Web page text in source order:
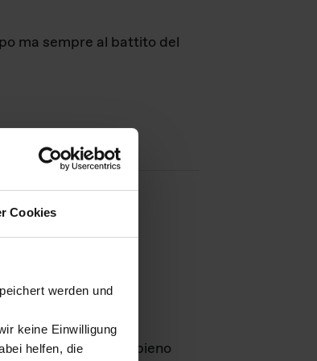
Cookies
werden und
keine Einwilligung
helfen, die
ma sempre al battito del
e rimangono in pieno